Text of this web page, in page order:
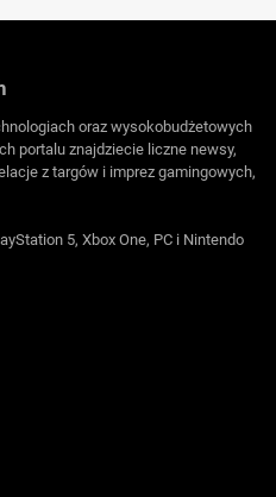
oraz wysokobudżetowych
portalu znajdziecie liczne newsy,
z targów i imprez gamingowych,
5, Xbox One, PC i Nintendo